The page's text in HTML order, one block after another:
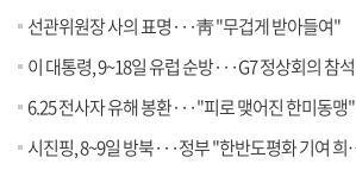
선관위원장 사의 표명···靑 "무겁게 받아들여"
이 대통령, 9~18일 유럽 순방···G7 정상회의 참석
6.25 전사자 유해 봉환···"피로 맺어진 한미동맹"
시진핑, 8~9일 방북···정부 "한반도평화 기여 희망"